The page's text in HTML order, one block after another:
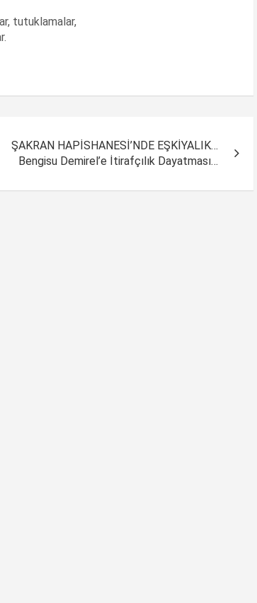
tutuklamalar,
ŞAKRAN HAPİSHANESİ’NDE EŞKİYALIK…
Bengisu Demirel’e İtirafçılık Dayatması…